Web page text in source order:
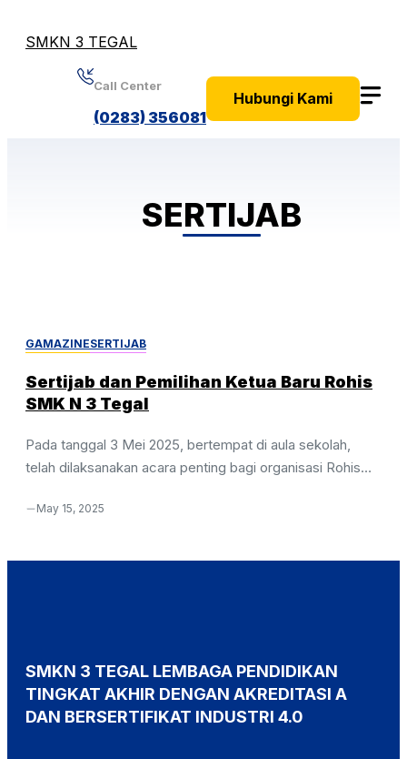
SMKN 3 TEGAL
Call Center
(0283) 356081
Hubungi Kami
SERTIJAB
GAMAZINESERTIJAB
Sertijab dan Pemilihan Ketua Baru Rohis
SMK N 3 Tegal
Pada tanggal 3 Mei 2025, bertempat di aula sekolah,
telah dilaksanakan acara penting bagi organisasi Rohis
yang menambah khidmat suasana. Kemudian dilanjutkan
(LPJ) pengurus lama, serta pembacaan visi, misi, dan
Adiyasa dari kelas X TE-3 ...
May 15, 2025
SMKN 3 TEGAL LEMBAGA PENDIDIKAN
TINGKAT AKHIR DENGAN AKREDITASI A
DAN BERSERTIFIKAT INDUSTRI 4.0